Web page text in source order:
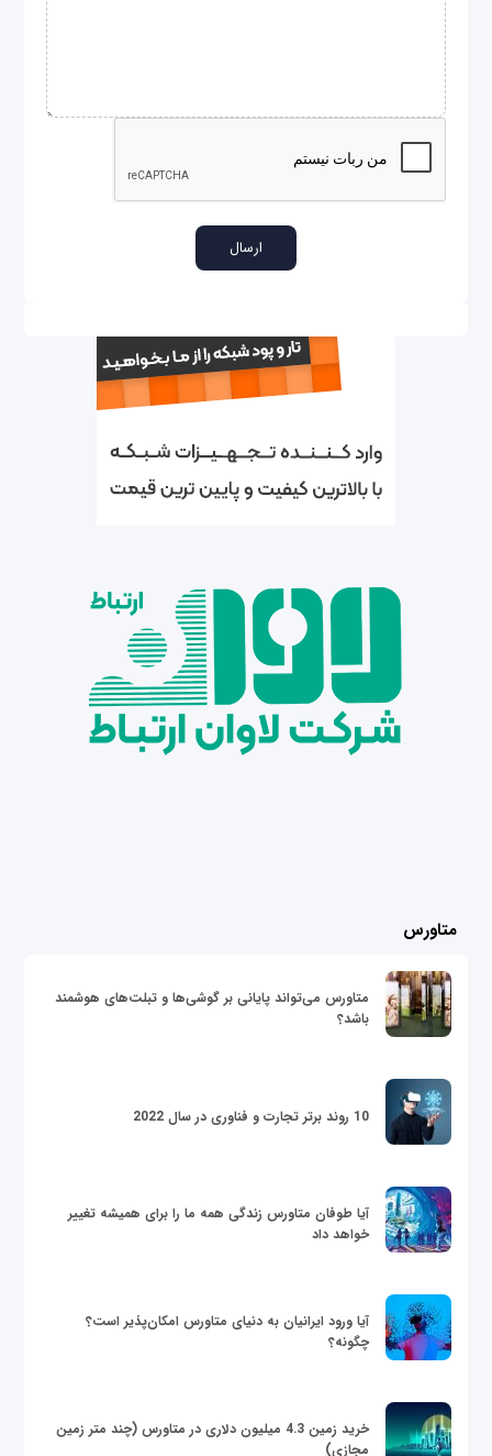
متاورس
متاورس می‌تواند پایانی بر گوشی‌ها و تبلت‌های هوشمند
باشد؟
10 روند برتر تجارت و فناوری در سال 2022
آیا طوفان متاورس زندگی همه ما را برای همیشه تغییر
خواهد داد
آیا ورود ایرانیان به دنیای متاورس امکان‌پذیر است؟
چگونه؟
خرید زمین 4.3 میلیون دلاری در متاورس (چند متر زمین
مجازی)